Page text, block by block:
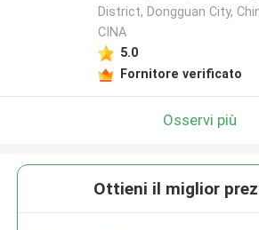
District, Dongguan City,
CINA
5.0
Fornitore verificato
Osservi più
Ottieni il miglior